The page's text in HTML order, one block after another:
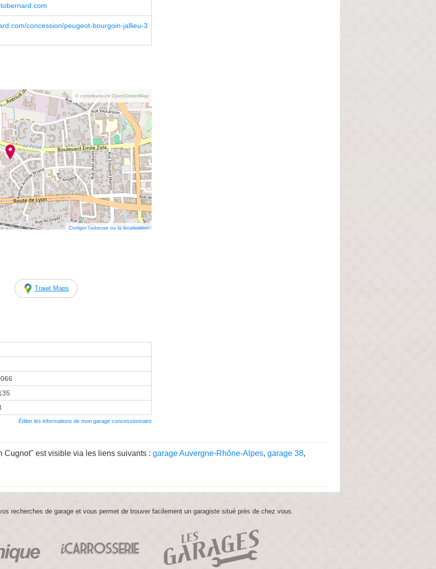
concession/peugeot-bourgoin-jallieu-3
© contributeurs OpenStreetMap
Corriger l’adresse ou la localisation
Trajet Maps
Éditer les informations de mon garage concessionnaire
Cugnot" est visible via les liens suivants : garage Auvergne-Rhône-Alpes, garage 38,
recherches de garage et vous permet de trouver facilement un garagiste situé près de chez vous.